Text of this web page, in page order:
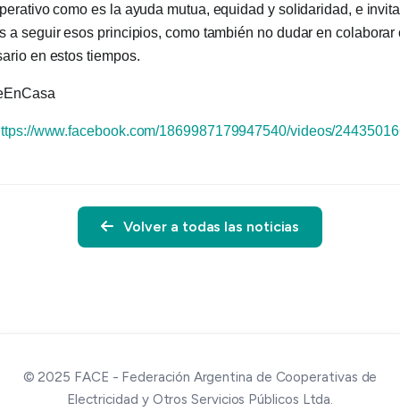
como es la ayuda mutua, equidad y solidaridad, e
a seguir esos principios, como también no dudar en colaborar
en estos tiempos.
www.facebook.com/1869987179947540/videos/
Volver a todas las noticias
© 2025 FACE - Federación Argentina de Cooperativas de
Electricidad y Otros Servicios Públicos Ltda.